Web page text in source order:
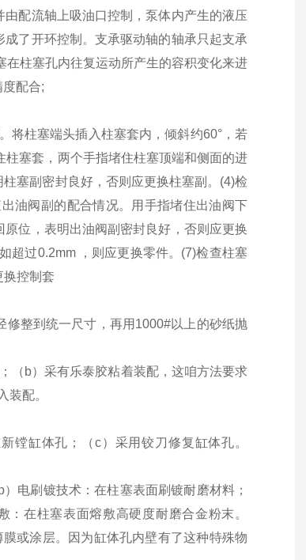
配流轴上吸油口控制，泵体内产生的液压
了开环控制。支承驱动轴的轴承只起支承
柱塞孔内往复运动所产生的容积变化来进
配合;
将柱塞端头插入柱塞套内，倾斜约60°，若
塞套，两个手指堵住柱塞顶端和侧面的进
塞副密封良好，否则应更换柱塞副。(4)检
油阀副的配合情况。用手指堵住出油阀下
位，表明出油阀副密封良好，否则应更换
超过0.2mm ，则应更换零件。(7)检查柱塞
换控制套
整到统一尺寸，再用1000#以上的砂纸抛
（b）采有乐泰胶粘着装配，这咱方法要求
装配。
镗缸体孔；（c）采用铰刀修复缸体孔。
电刷镀技术：在柱塞表面刷镀耐磨材料；
：在柱塞表面熔敷高硬度耐磨合金粉末。
或涂层。因为缸体孔内壁有了这种特殊物